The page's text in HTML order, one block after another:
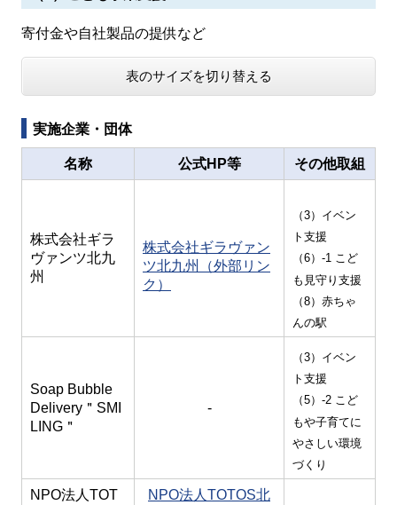
寄付金や自社製品の提供など
表のサイズを切り替える
実施企業・団体
名称 公式HP等 その他取組
株式会社ギラ
ヴァンツ北九
州
株式会社ギラヴァン
ツ北九州（外部リン
ク）
（3）イベン
ト支援
（6）-1 こど
も見守り支援
（8）赤ちゃ
んの駅
Soap Bubble
Delivery＂SMI
LING＂
-
（3）イベン
ト支援
（5）-2 こど
もや子育てに
やさしい環境
づくり
NPO法人TOT
NPO法人TOTOS北